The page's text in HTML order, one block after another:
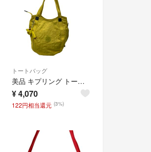
トートバッグ
美品 キプリング トートバッグ ナイロン レディース Kipling
¥4,070
122円相当還元 (3%)